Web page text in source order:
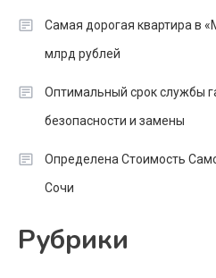
Самая дорогая квартира в
млрд рублей
Оптимальный срок службы
безопасности и замены
Определена Стоимость
Сочи
Рубрики